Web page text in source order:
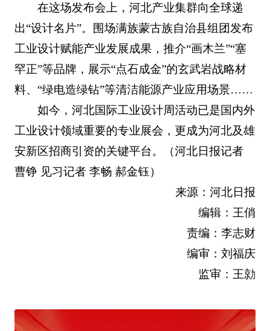
在这场发布会上，河北产业集群向全球递
出“设计名片”。围场满族蒙古族自治县组团发布
工业设计赋能产业发展成果，推介“画木兰”“塞
罕正”等品牌，展示“点石成金”的玄武岩战略材
料、“绿电造绿钻”等清洁能源产业应用场景……
如今，河北国际工业设计周活动已是国内外
工业设计领域重要的专业展会，更成为河北及雄
安新区招商引资的关键平台。（河北日报记者
曹铮 见习记者 李畅 郝金钰）
来源：河北日报
编辑：王俏
责编：李志财
编审：刘福庆
监审：王勍